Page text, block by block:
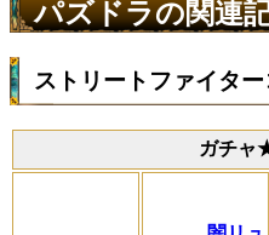
パズドラの関連
ストリートファイタ
ガチャ